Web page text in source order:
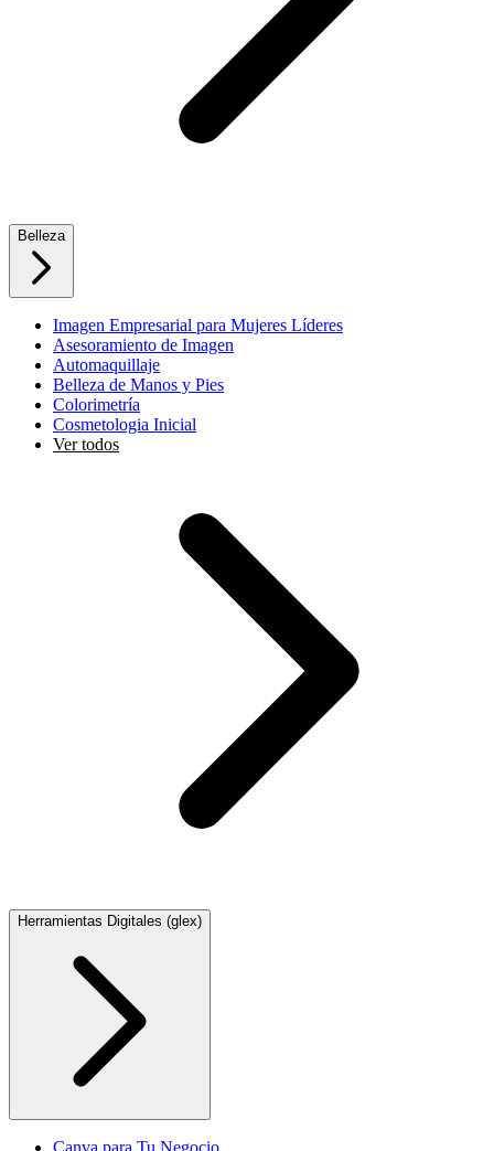
Belleza
Imagen Empresarial para Mujeres Líderes
Asesoramiento de Imagen
Automaquillaje
Belleza de Manos y Pies
Colorimetría
Cosmetologia Inicial
Ver todos
Herramientas Digitales (glex)
Canva para Tu Negocio